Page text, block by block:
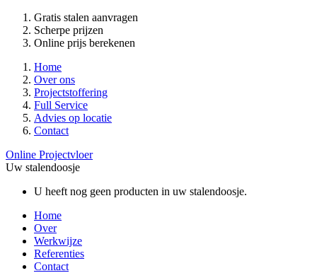
Gratis stalen aanvragen
Scherpe prijzen
Online prijs berekenen
Home
Over ons
Projectstoffering
Full Service
Advies op locatie
Contact
Online Projectvloer
Uw stalendoosje
U heeft nog geen producten in uw stalendoosje.
Home
Over
Werkwijze
Referenties
Contact